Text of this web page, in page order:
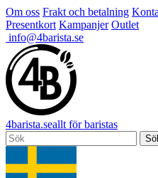
Om oss Frakt och betalning
Presentkort Kampanjer Outlet
info@4barista.se
4barista.seallt för baristas